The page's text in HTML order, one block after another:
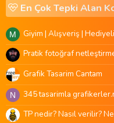
En Çok Tepki Alan
M
Pratik fotoğraf
Grafik Tasarim Cantam
N 345 tasarimla
TP nedir? Nasıl verilir?